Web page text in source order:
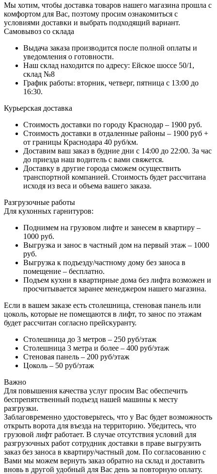
Мы хотим, чтобы доставка товаров нашего магазина прошла с
комфортом для Вас, поэтому просим ознакомиться с
условиями доставки и выбрать подходящий вариант.
Самовывоз со склада
Выдача заказа производится после полной оплаты и
уведомления о готовности.
Наш склад находится по адресу: Ейское шоссе 50/1,
склад №8
График работы: вторник, четверг, пятница с 13:00 до
16:30.
Курьерская доставка
Стоимость доставки по городу Краснодар – 1900 руб.
Стоимость доставки в отдаленные районы – 1900 руб +
от границы Краснодара 40 руб/км.
Доставим ваш заказ в будние дни с 14:00 до 22:00. За час
до приезда наш водитель с вами свяжется.
Доставку в другие города сможем осуществить
транспортной компанией. Стоимость будет рассчитана
исходя из веса и объема вашего заказа.
Разгрузочные работы
Для кухонных гарнитуров:
Поднимем на грузовом лифте и занесем в квартиру –
1000 руб.
Выгрузка и занос в частный дом на первый этаж – 1000
руб.
Выгрузка к подъезду/частному дому без заноса в
помещение – бесплатно.
Подъем кухни в квартирные дома без лифта возможен и
просчитывается заранее менеджером нашего магазина.
Если в вашем заказе есть столешница, стеновая панель или
цоколь, которые не помещаются в лифт, то занос по этажам
будет рассчитан согласно прейскуранту.
Столешница до 3 метров – 250 руб/этаж
Столешница 3 метра и более – 400 руб/этаж
Стеновая панель – 200 руб/этаж
Цоколь – 50 руб/этаж
Важно
Для повышения качества услуг просим Вас обеспечить
беспрепятственный подъезд нашей машины к месту
разгрузки.
Заблаговременно удостоверьтесь, что у Вас будет возможность
открыть ворота для въезда на территорию. Убедитесь, что
грузовой лифт работает. В случае отсутствия условий для
разгрузочных работ сотрудник доставки в праве выгрузить
заказ без заноса в квартиру/частный дом. По согласованию с
Вами мы можем вернуть заказ обратно на склад и доставить
вновь в другой удобный для Вас день за повторную оплату.